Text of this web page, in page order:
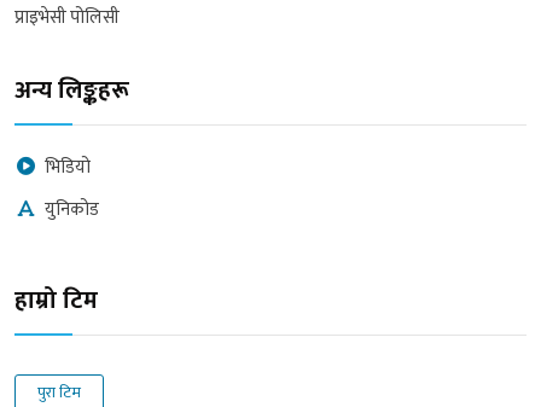
प्राइभेसी पोलिसी
अन्य लिङ्कहरू
भिडियो
युनिकोड
हाम्रो टिम
पुरा टिम